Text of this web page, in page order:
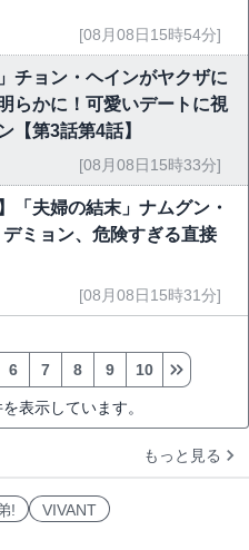
[08月08日15時54分]
チョン・ヘインがヤクザに
らかに！可愛いデートに視
【第3話第4話】
[08月08日15時33分]
「夫婦の結末」ナムグン・
ミョン、危険すぎる直接
[08月08日15時31分]
表示しています。
6 7 8 9 10
もっと見る
!
VIVANT